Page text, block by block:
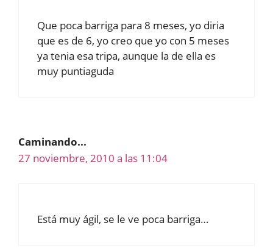
Que poca barriga para 8 meses, yo diria
que es de 6, yo creo que yo con 5 meses
ya tenia esa tripa, aunque la de ella es
muy puntiaguda
Caminando...
27 noviembre, 2010 a las 11:04
Está muy ágil, se le ve poca barriga…